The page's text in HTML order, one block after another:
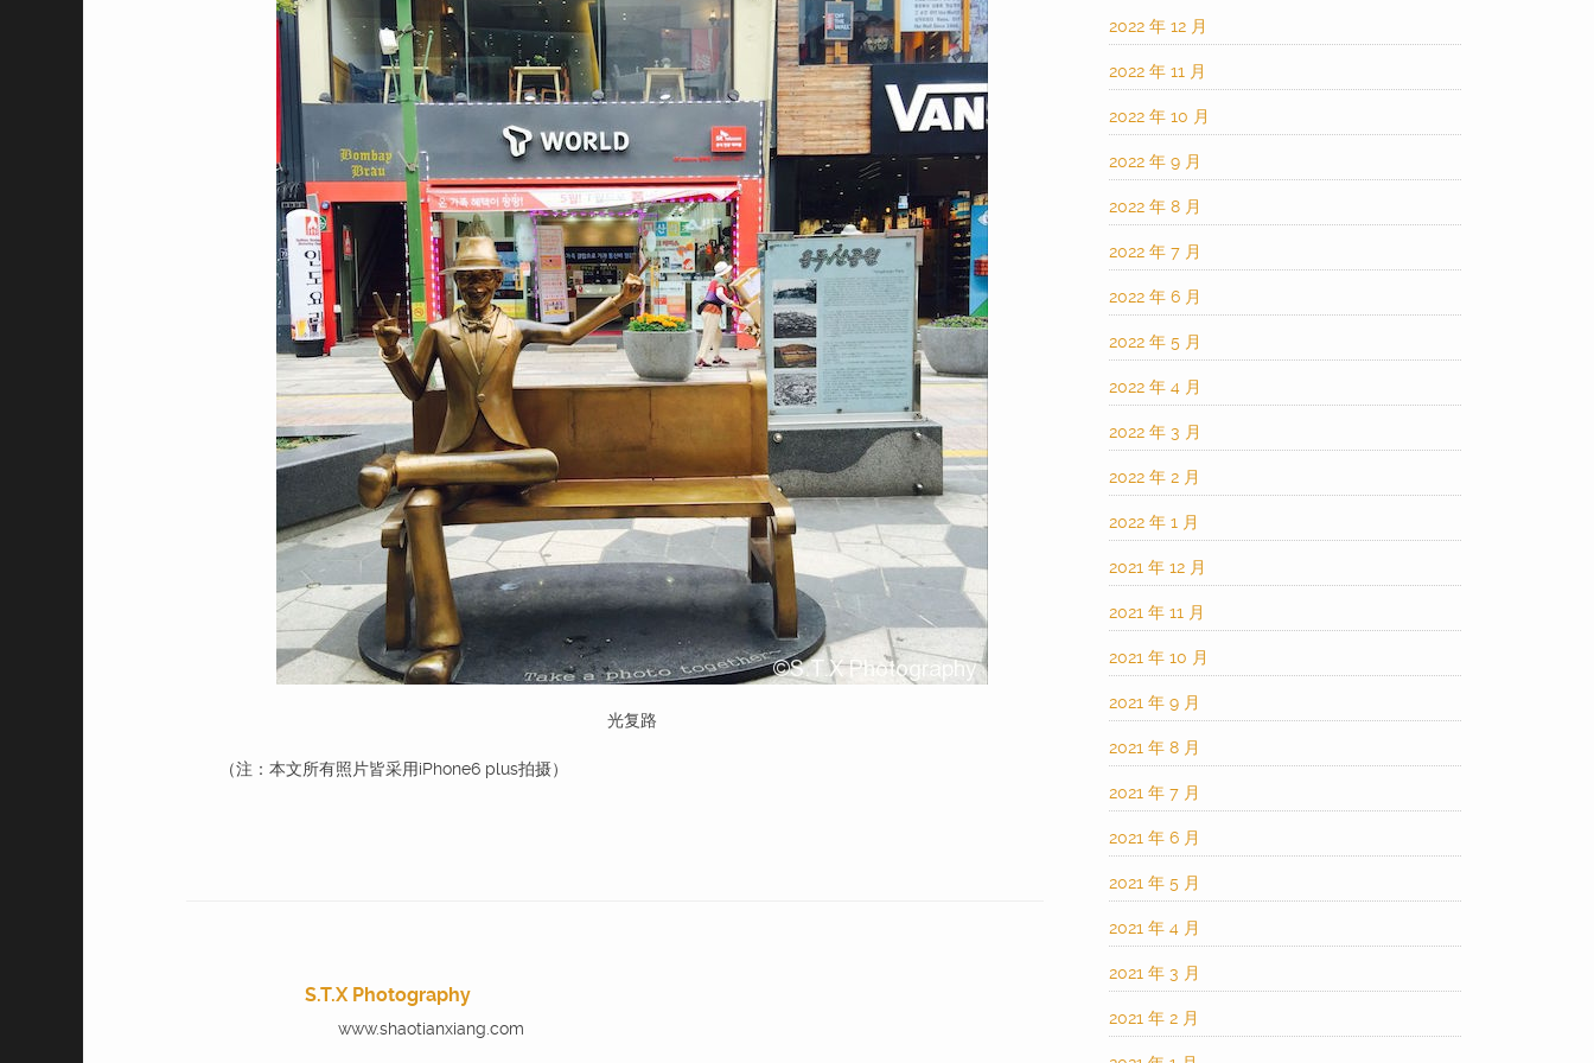
光复路
（注：本文所有照片皆采用iPhone6 plus拍摄）
S.T.X Photography
www.shaotianxiang.com
2022 年 12 月
2022 年 11 月
2022 年 10 月
2022 年 9 月
2022 年 8 月
2022 年 7 月
2022 年 6 月
2022 年 5 月
2022 年 4 月
2022 年 3 月
2022 年 2 月
2022 年 1 月
2021 年 12 月
2021 年 11 月
2021 年 10 月
2021 年 9 月
2021 年 8 月
2021 年 7 月
2021 年 6 月
2021 年 5 月
2021 年 4 月
2021 年 3 月
2021 年 2 月